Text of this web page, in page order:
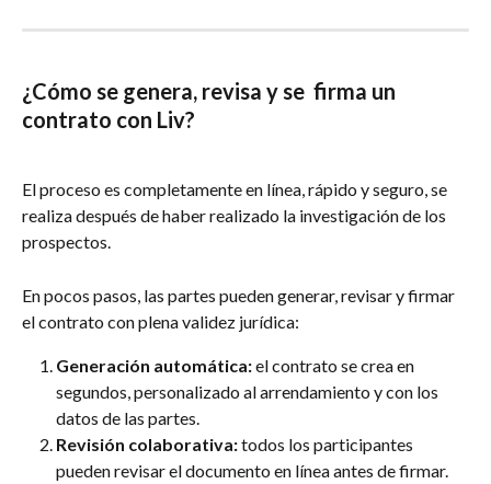
¿Cómo se genera, revisa y se  firma un
contrato con Liv?
El proceso es completamente en línea, rápido y seguro, se
realiza después de haber realizado la investigación de los
prospectos.
En pocos pasos, las partes pueden generar, revisar y firmar
el contrato con plena validez jurídica:
Generación automática: el contrato se crea en
segundos, personalizado al arrendamiento y con los
datos de las partes.
Revisión colaborativa: todos los participantes
pueden revisar el documento en línea antes de firmar.